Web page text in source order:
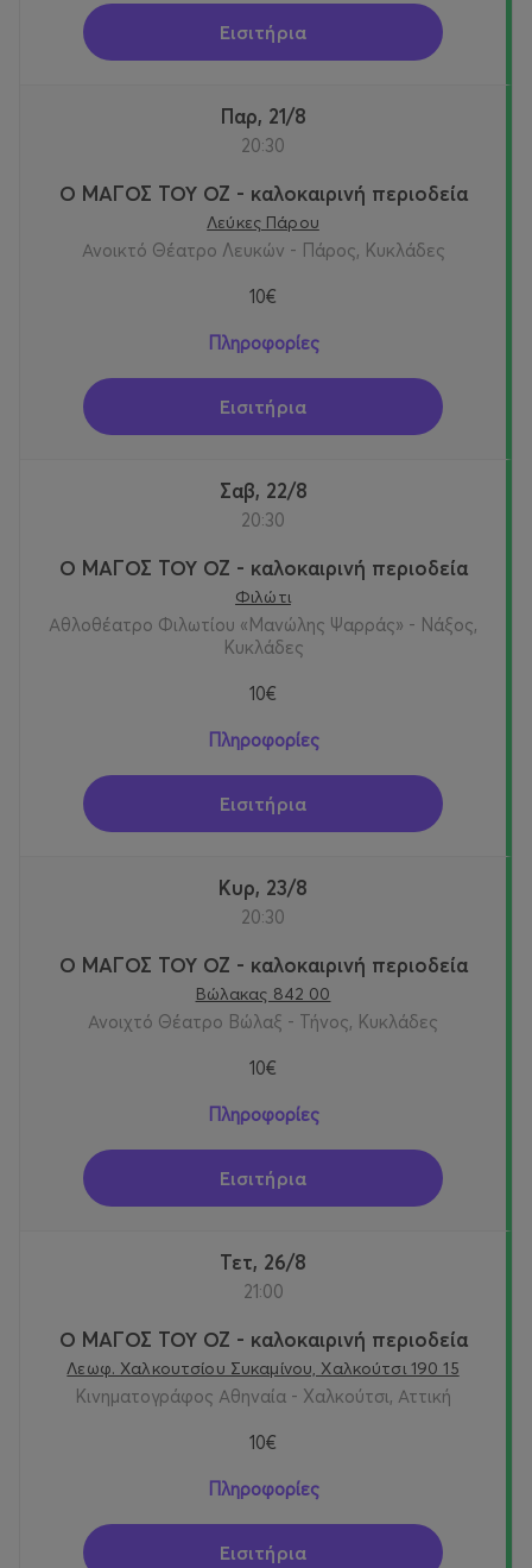
Εισιτήρια
Παρ, 21/8
20:30
Ο ΜΑΓΟΣ ΤΟΥ ΟΖ - καλοκαιρινή περιοδεία
Λεύκες Πάρου
Ανοικτό Θέατρο Λευκών - Πάρος, Κυκλάδες
10€
Πληροφορίες
Εισιτήρια
Σαβ, 22/8
20:30
Ο ΜΑΓΟΣ ΤΟΥ ΟΖ - καλοκαιρινή περιοδεία
Φιλώτι
Αθλοθέατρο Φιλωτίου «Μανώλης Ψαρράς» - Νάξος,
Κυκλάδες
10€
Πληροφορίες
Εισιτήρια
Κυρ, 23/8
20:30
Ο ΜΑΓΟΣ ΤΟΥ ΟΖ - καλοκαιρινή περιοδεία
Βώλακας 842 00
Ανοιχτό Θέατρο Βώλαξ - Τήνος, Κυκλάδες
10€
Πληροφορίες
Εισιτήρια
Τετ, 26/8
21:00
Ο ΜΑΓΟΣ ΤΟΥ ΟΖ - καλοκαιρινή περιοδεία
Λεωφ. Χαλκουτσίου Συκαμίνου, Χαλκούτσι 190 15
Κινηματογράφος Αθηναία - Χαλκούτσι, Αττική
10€
Πληροφορίες
Εισιτήρια